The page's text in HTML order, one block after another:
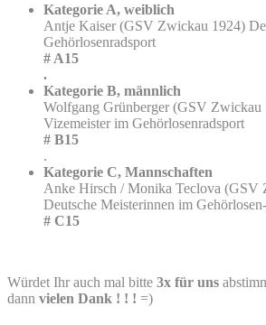
Kategorie A, weiblich
Antje Kaiser (GSV Zwickau 1924)
Gehörlosenradsport
# A15
.
Kategorie B, männlich
Wolfgang Grünberger (GSV Zwickau
Vizemeister im Gehörlosenradsport
# B15
.
Kategorie C, Mannschaften
Anke Hirsch / Monika Teclova (GSV
Deutsche Meisterinnen im
# C15
Würdet Ihr auch mal bitte 3x für uns
dann vielen Dank ! ! ! =)